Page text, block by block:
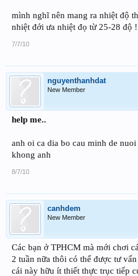
mình nghĩ nên mang ra nhiệt độ
nhiệt đới ưa nhiệt đọ từ 25-28 độ !
7/7/10
nguyenthanhdat
New Member
help me..
anh oi ca dia bo cau minh de
khong anh
8/7/10
canhdem
New Member
Các bạn ở TPHCM mà mới chơi
2 tuần nữa thôi có thể được tư
cái này hữu ít thiết thực trục tiếp